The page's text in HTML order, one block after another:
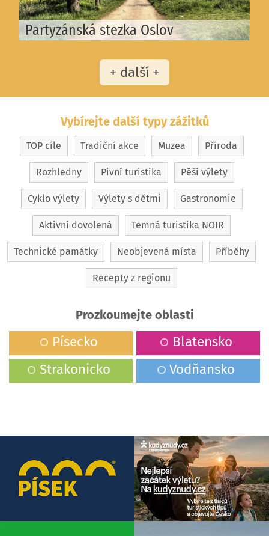
Partyzánská stezka Oslov
+ další +
Vybírejte další typy zážitků
TOP cíle Tradiční akce Muzea Příroda
Rozhledny Pivní turistika Pěší výlety
Cyklo výlety Výlety s dětmi Gastronomie
Aktivní dovolená Temná turistika NOIR
Technické památky Neobjevená místa Příběhy
Recepty z regionu
Prozkoumejte oblasti
Písecko
Blatensko
Strakonicko
Vodňansko